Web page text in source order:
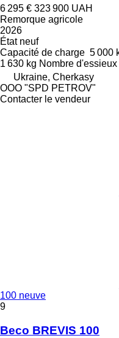
6 295 € 323 900 UAH
Remorque agricole
2026
Étatneuf
Capacité de charge 5 000
1 630 kg Nombre d'essieux
Ukraine, Cherkasy
OOO "SPD PETROV"
Contacter le vendeur
100 neuve
9
Beco BREVIS 100